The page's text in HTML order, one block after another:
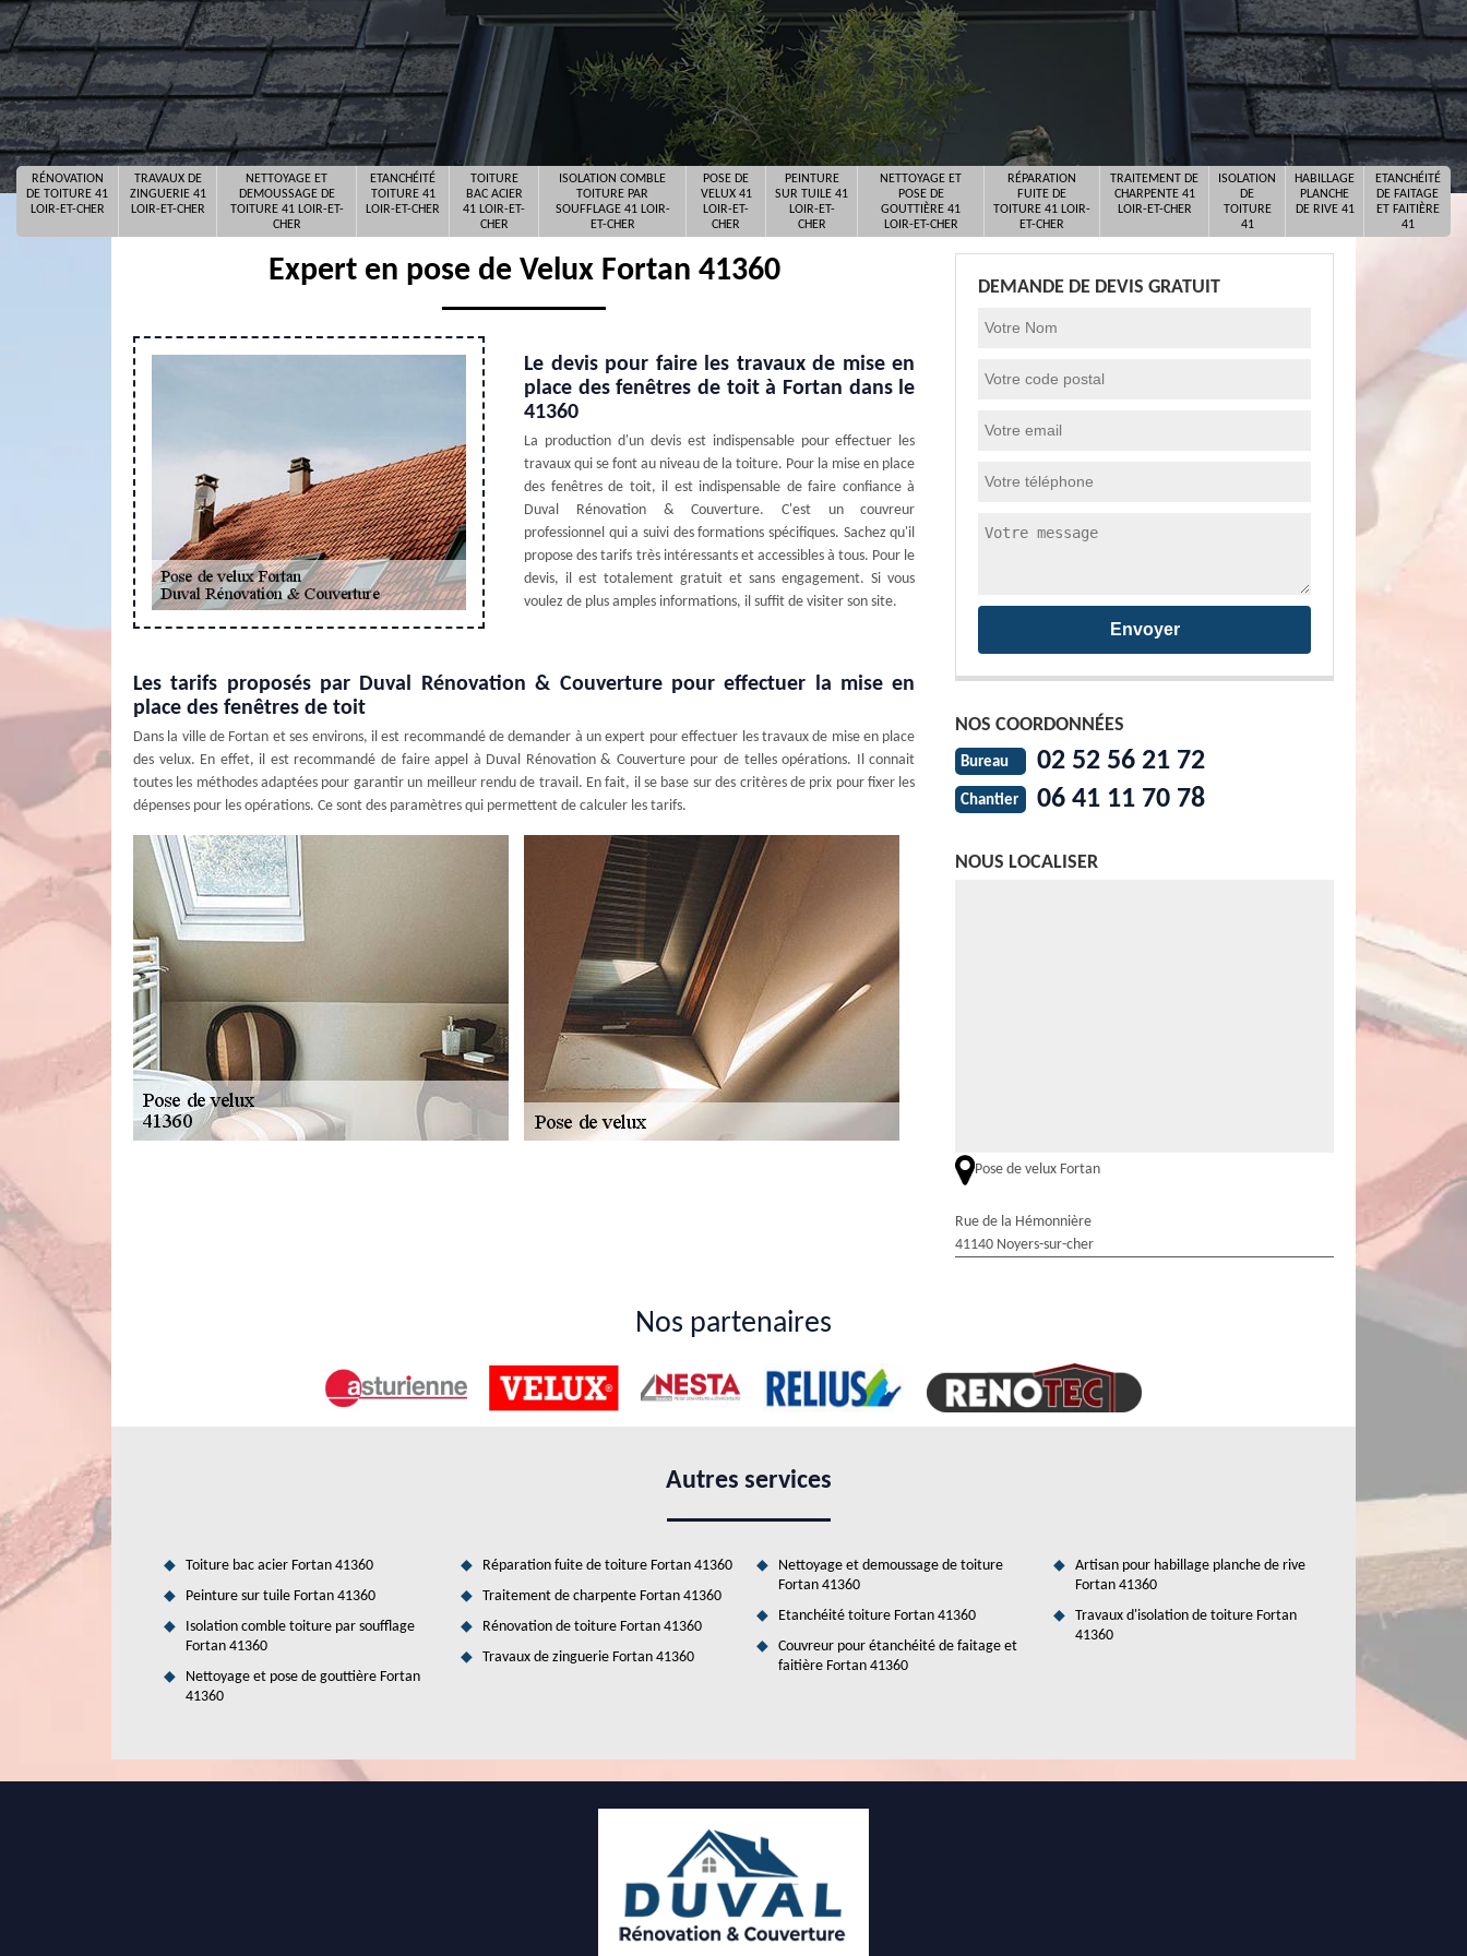
RÉNOVATION
DE TOITURE 41
LOIR-ET-CHER
TRAVAUX DE
ZINGUERIE 41
LOIR-ET-CHER
NETTOYAGE ET
DEMOUSSAGE DE
TOITURE 41 LOIR-ET-
CHER
ETANCHÉITÉ
TOITURE 41
LOIR-ET-CHER
TOITURE
BAC ACIER
41 LOIR-ET-
CHER
ISOLATION COMBLE
TOITURE PAR
SOUFFLAGE 41 LOIR-
ET-CHER
POSE DE
VELUX 41
LOIR-ET-
CHER
PEINTURE
SUR TUILE 41
LOIR-ET-
CHER
NETTOYAGE ET
POSE DE
GOUTTIÈRE 41
LOIR-ET-CHER
RÉPARATION
FUITE DE
TOITURE 41 LOIR-
ET-CHER
TRAITEMENT DE
CHARPENTE 41
LOIR-ET-CHER
ISOLATION
DE
TOITURE
41
HABILLAGE
PLANCHE
DE RIVE 41
ETANCHÉITÉ
DE FAITAGE
ET FAITIÈRE
41
Expert en pose de Velux Fortan 41360
Le devis pour faire les travaux de mise en
place des fenêtres de toit à Fortan dans le
41360
La production d'un devis est indispensable pour effectuer les
travaux qui se font au niveau de la toiture. Pour la mise en place
des fenêtres de toit, il est indispensable de faire confiance à
Duval Rénovation & Couverture. C'est un couvreur
professionnel qui a suivi des formations spécifiques. Sachez qu'il
propose des tarifs très intéressants et accessibles à tous. Pour le
devis, il est totalement gratuit et sans engagement. Si vous
voulez de plus amples informations, il suffit de visiter son site.
Les tarifs proposés par Duval Rénovation & Couverture pour effectuer la mise en
place des fenêtres de toit
Dans la ville de Fortan et ses environs, il est recommandé de demander à un expert pour effectuer les travaux de mise en place
des velux. En effet, il est recommandé de faire appel à Duval Rénovation & Couverture pour de telles opérations. Il connait
toutes les méthodes adaptées pour garantir un meilleur rendu de travail. En fait, il se base sur des critères de prix pour fixer les
dépenses pour les opérations. Ce sont des paramètres qui permettent de calculer les tarifs.
Qui peut prendre en charge les travaux de pose des velux à Fortan dans le 41360 ?
Les velux sont des structures qui peuvent aider les occupants d'un immeuble à réduire les dépenses en termes d'énergie. Ce sont
des ouvertures qui se trouvent sur la partie supérieure de l'immeuble et plus précisément au niveau de la toiture. Afin de les
mettre en place, il faut solliciter le service d'un expert dans le domaine. Ainsi, on propose le service de Duval Rénovation &
Couverture qui connait toutes les techniques pour garantir un meilleur rendu de travail.
Quels sont les outils indispensables pour faire la mise en place des fenêtres de toit à
Il est nécessaire de disposer des matériels indispensables pour faire les travaux de mise en place des fenêtres de toit. Dans ce
cas, il est indispensable de solliciter le service d'un artisan couvreur. Ainsi, on peut vous recommander de convier Duval
Rénovation & Couverture qui connait toutes les techniques adaptées pour faire les opérations correctement. N'oubliez pas qu'il
a pu suivre des formations spécifiques pour faire les travaux correctement. Si vous voulez de plus amples informations, il suffit de
DEMANDE DE DEVIS GRATUIT
NOS COORDONNÉES
Bureau 02 52 56 21 72
Chantier 06 41 11 70 78
NOUS LOCALISER
Pose de velux Fortan
Rue de la Hémonnière
41140 Noyers-sur-cher
Nos partenaires
Autres services
Toiture bac acier Fortan 41360
Peinture sur tuile Fortan 41360
Isolation comble toiture par soufflage
Fortan 41360
Nettoyage et pose de gouttière Fortan
41360
Réparation fuite de toiture Fortan 41360
Traitement de charpente Fortan 41360
Rénovation de toiture Fortan 41360
Travaux de zinguerie Fortan 41360
Nettoyage et demoussage de toiture
Fortan 41360
Etanchéité toiture Fortan 41360
Couvreur pour étanchéité de faitage et
faitière Fortan 41360
Artisan pour habillage planche de rive
Fortan 41360
Travaux d'isolation de toiture Fortan
41360